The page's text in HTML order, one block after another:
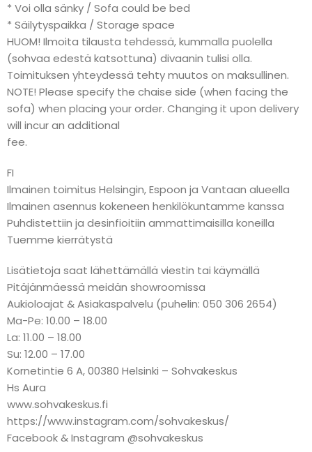
* Voi olla sänky / Sofa could be bed
* Säilytyspaikka / Storage space
HUOM! Ilmoita tilausta tehdessä, kummalla puolella
(sohvaa edestä katsottuna) divaanin tulisi olla.
Toimituksen yhteydessä tehty muutos on maksullinen.
NOTE! Please specify the chaise side (when facing the
sofa) when placing your order. Changing it upon delivery
will incur an additional
fee.
FI
Ilmainen toimitus Helsingin, Espoon ja Vantaan alueella
Ilmainen asennus kokeneen henkilökuntamme kanssa
Puhdistettiin ja desinfioitiin ammattimaisilla koneilla
Tuemme kierrätystä
Lisätietoja saat lähettämällä viestin tai käymällä
Pitäjänmäessä meidän showroomissa
Aukioloajat & Asiakaspalvelu (puhelin: 050 306 2654)
Ma-Pe: 10.00 – 18.00
La: 11.00 – 18.00
Su: 12.00 – 17.00
Kornetintie 6 A, 00380 Helsinki – Sohvakeskus
Hs Aura
www.sohvakeskus.fi
https://www.instagram.com/sohvakeskus/
Facebook & Instagram @sohvakeskus